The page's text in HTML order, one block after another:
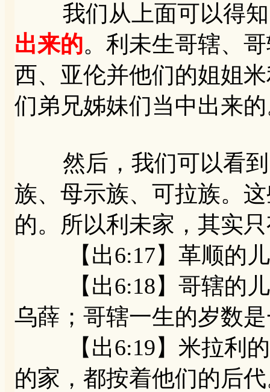
我们从上面可以得
出来的。利未生哥辖、
西、亚伦并他们的姐姐
们弟兄姊妹们当中出来
然后，我们可以看到
族、母示族、可拉族。
的。所以利未家，其实
【出6:17】革顺的儿
【出6:18】哥辖的儿
乌薛；哥辖一生的岁数
【出6:19】米拉利的
的家，都按着他们的后